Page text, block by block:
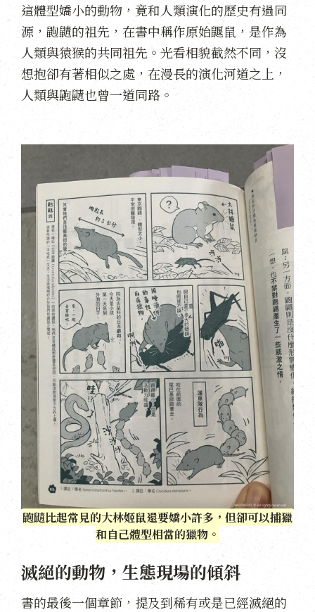
這體型嬌小的動物，竟和人類演化的歷史有過同
源，鼩鼱的祖先，在書中稱作原始鼴鼠，是作為
人類與猿猴的共同祖先。光看相貌截然不同，沒
想抱卻有著相似之處，在漫長的演化河道之上，
人類與鼩鼱也曾一道同路。
鼩鼱比起常見的大林姬鼠還要嬌小許多，但卻可以捕獵
和自己體型相當的獵物。
滅絕的動物，生態現場的傾斜
書的最後一個章節，提及到稀有或是已經滅絕的